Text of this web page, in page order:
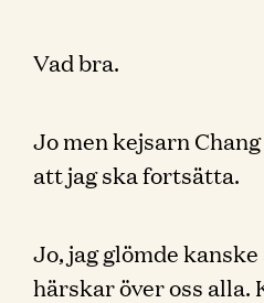
Vad bra.
Jo men kejsarn
att jag ska fortsätta.
Jo, jag glömde
härskar över oss alla.